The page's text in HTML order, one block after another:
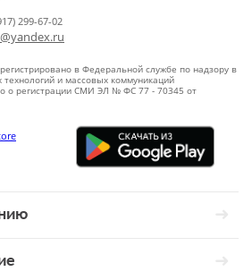
299-67-02
в Федеральной службе по надзору в
и массовых коммуникаций
о регистрации СМИ ЭЛ № ФС 77 - 70345 от